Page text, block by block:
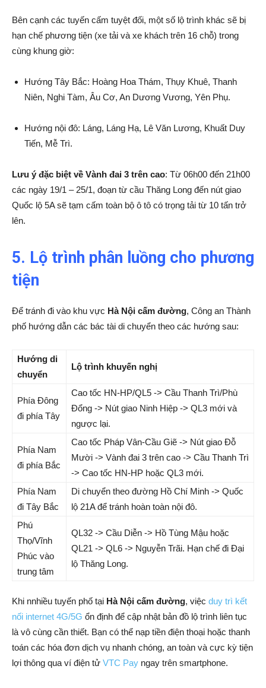
Bên cạnh các tuyến cấm tuyệt đối, một số lộ trình khác sẽ bị
hạn chế phương tiện (xe tải và xe khách trên 16 chỗ) trong
cùng khung giờ:
Hướng Tây Bắc: Hoàng Hoa Thám, Thụy Khuê, Thanh
Niên, Nghi Tàm, Âu Cơ, An Dương Vương, Yên Phụ.
Hướng nội đô: Láng, Láng Hạ, Lê Văn Lương, Khuất Duy
Tiến, Mễ Trì.
Lưu ý đặc biệt về Vành đai 3 trên cao: Từ 06h00 đến 21h00
các ngày 19/1 – 25/1, đoạn từ cầu Thăng Long đến nút giao
Quốc lộ 5A sẽ tạm cấm toàn bộ ô tô có trọng tải từ 10 tấn trở
lên.
5. Lộ trình phân luồng cho phương
tiện
Để tránh đi vào khu vực Hà Nội cấm đường, Công an Thành
phố hướng dẫn các bác tài di chuyển theo các hướng sau:
Hướng di
chuyển
Lộ trình khuyến nghị
Phía Đông
đi phía Tây
Cao tốc HN-HP/QL5 -> Cầu Thanh Trì/Phù
Đổng -> Nút giao Ninh Hiệp -> QL3 mới và
ngược lại.
Phía Nam
đi phía Bắc
Cao tốc Pháp Vân-Cầu Giẽ -> Nút giao Đỗ
Mười -> Vành đai 3 trên cao -> Cầu Thanh Trì
-> Cao tốc HN-HP hoặc QL3 mới.
Phía Nam
đi Tây Bắc
Di chuyển theo đường Hồ Chí Minh -> Quốc
lộ 21A để tránh hoàn toàn nội đô.
Phú
Thọ/Vĩnh
Phúc vào
trung tâm
QL32 -> Cầu Diễn -> Hồ Tùng Mậu hoặc
QL21 -> QL6 -> Nguyễn Trãi. Hạn chế đi Đại
lộ Thăng Long.
Khi nnhiều tuyến phố tại Hà Nội cấm đường, việc duy trì kết
nối internet 4G/5G ổn định để cập nhật bản đồ lộ trình liên tục
là vô cùng cần thiết. Bạn có thể nạp tiền điện thoại hoặc thanh
toán các hóa đơn dịch vụ nhanh chóng, an toàn và cực kỳ tiện
lợi thông qua ví điện tử VTC Pay ngay trên smartphone.